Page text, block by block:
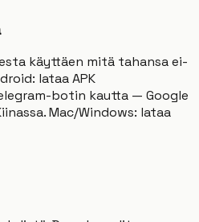
käyttäen mitä tahansa ei-
lataa APK
botin kautta — Google
Mac/Windows: lataa